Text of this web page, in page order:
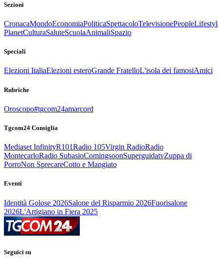
Sezioni
CronacaMondoEconomiaPoliticaSpettacoloTelevisionePeople
PlanetCulturaSaluteScuolaAnimaliSpazio
Speciali
Elezioni ItaliaElezioni esteroGrande FratelloL'isola dei famosiAmici
Rubriche
Oroscopo#tgcom24amarcord
Tgcom24 Consiglia
Mediaset InfinityR101Radio 105Virgin RadioRadio
MontecarloRadio SubasioComingsoonSuperguidatvZuppa di
PorroNon SprecareCotto e Mangiato
Eventi
Identità Golose 2026Salone del Risparmio 2026Fuorisalone
2026L'Artigiano in Fiera 2025
Seguici su